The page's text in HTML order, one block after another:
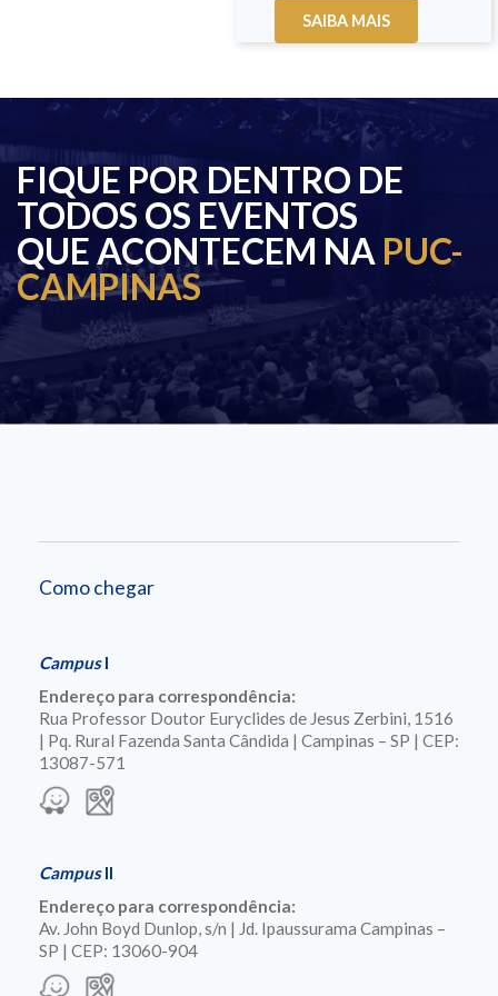
SAIBA MAIS
FIQUE POR DENTRO DE
TODOS OS EVENTOS
QUE ACONTECEM NA PUC-
CAMPINAS
Como chegar
CampusI
Endereço para correspondência:
Rua Professor Doutor Euryclides de Jesus Zerbini, 1516
| Pq. Rural Fazenda Santa Cândida | Campinas – SP | CEP:
13087-571
CampusII
Endereço para correspondência:
Av. John Boyd Dunlop, s/n | Jd. Ipaussurama Campinas –
SP | CEP: 13060-904